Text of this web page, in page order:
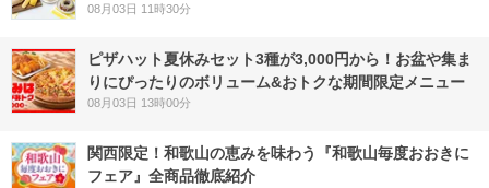
08月03日 11時30分
ピザハット夏休みセット3種が3,000円から！お盆や集ま
りにぴったりのボリューム&おトクな期間限定メニュー
08月03日 13時00分
関西限定！和歌山の恵みを味わう『和歌山毎度おおきに
フェア』全商品徹底紹介